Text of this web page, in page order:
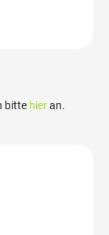
bitte hieran.